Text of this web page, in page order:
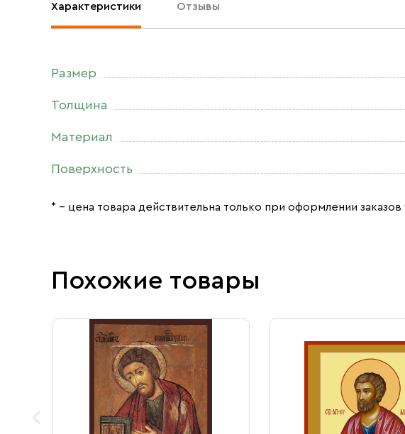
Характеристики Отзывы
Размер
Толщина
Материал
Поверхность
* – цена товара действительна только при оформлении
Похожие товары